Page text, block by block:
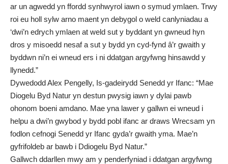
ar un agwedd yn ffordd synhwyrol iawn o symud ymlaen. Trwy
roi eu holl sylw arno maent yn debygol o weld canlyniadau a
‘dwi’n edrych ymlaen at weld sut y byddant yn gwneud hyn
dros y misoedd nesaf a sut y bydd yn cyd-fynd â’r gwaith y
byddwn ni’n ei wneud ers i ni ddatgan argyfwng hinsawdd y
llynedd.”
Dywedodd Alex Pengelly, Is-gadeirydd Senedd yr Ifanc: “Mae
Diogelu Byd Natur yn destun pwysig iawn y dylai pawb
ohonom boeni amdano. Mae yna lawer y gallwn ei wneud i
helpu a dwi’n gwybod y bydd pobl ifanc ar draws Wrecsam yn
fodlon cefnogi Senedd yr Ifanc gyda’r gwaith yma. Mae’n
gyfrifoldeb ar bawb i Ddiogelu Byd Natur.”
Gallwch ddarllen mwy am y penderfyniad i ddatgan argyfwng